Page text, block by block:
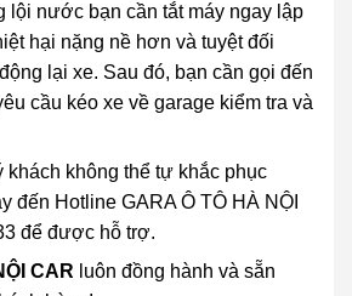
lội nước bạn cần tắt máy ngay lập
hại nặng nề hơn và tuyệt đối
lại xe. Sau đó, bạn cần gọi đến
cầu kéo xe về garage kiểm tra và
khách không thể tự khắc phục
đến Hotline GARA Ô TÔ HÀ NỘI
để được hỗ trợ.
CAR luôn đồng hành và sẵn